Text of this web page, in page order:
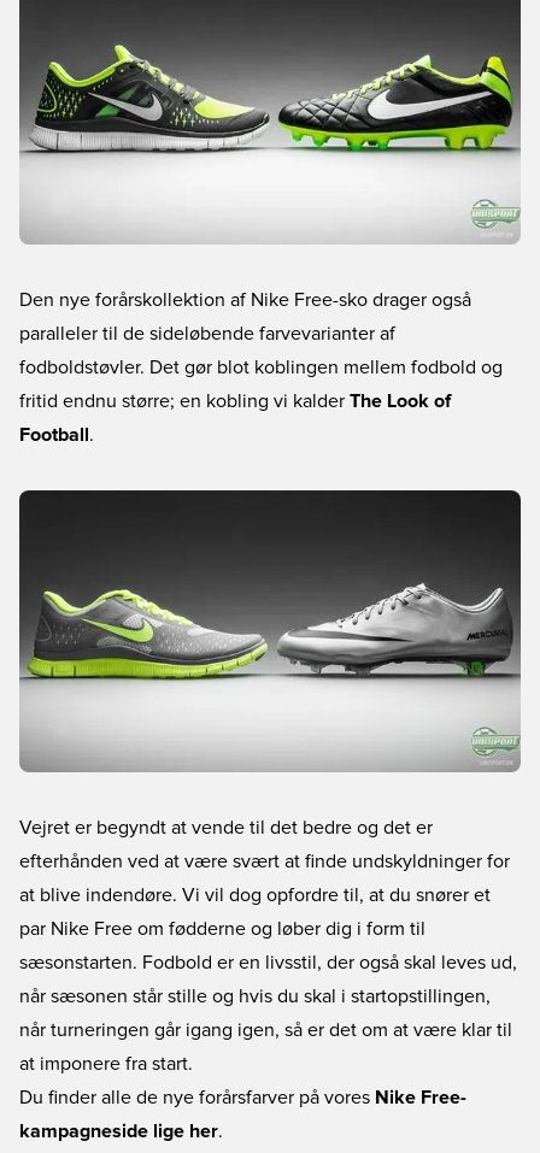
Den nye forårskollektion af Nike Free-sko drager også
paralleler til de sideløbende farvevarianter af
fodboldstøvler. Det gør blot koblingen mellem fodbold og
fritid endnu større; en kobling vi kalder The Look of
Football .
Vejret er begyndt at vende til det bedre og det er
efterhånden ved at være svært at finde undskyldninger for
at blive indendøre. Vi vil dog opfordre til, at du snører et
par Nike Free om fødderne og løber dig i form til
sæsonstarten. Fodbold er en livsstil, der også skal leves ud,
når sæsonen står stille og hvis du skal i startopstillingen,
når turneringen går igang igen, så er det om at være klar til
at imponere fra start.
Du finder alle de nye forårsfarver på vores Nike Free-
kampagneside lige her.